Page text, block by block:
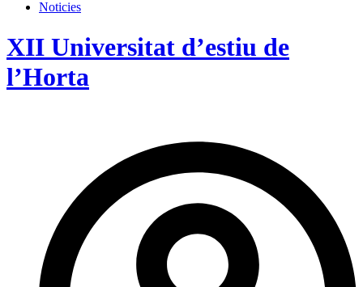
Noticies
XII Universitat d’estiu de
l’Horta